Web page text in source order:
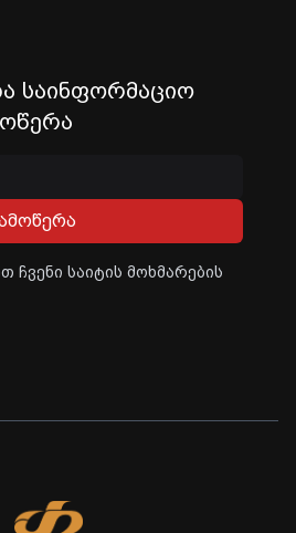
საინფორმაციო
ჩვენი საიტის მოხმარების